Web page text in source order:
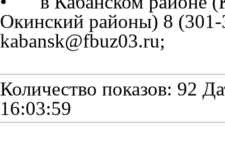
Окинский районы) 8
kabansk@fbuz03.ru;
Количество показов: 92
16:03:59